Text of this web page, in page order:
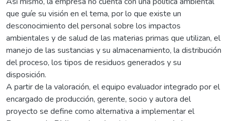
que guíe su visión en el tema, por lo que existe un
desconocimiento del personal sobre los impactos
ambientales y de salud de las materias primas que utilizan, el
manejo de las sustancias y su almacenamiento, la distribución
del proceso, los tipos de residuos generados y su
disposición.
A partir de la valoración, el equipo evaluador integrado por el
encargado de producción, gerente, socio y autora del
proyecto se define como alternativa a implementar el